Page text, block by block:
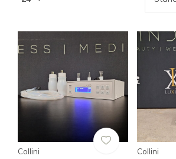
Collini Collini